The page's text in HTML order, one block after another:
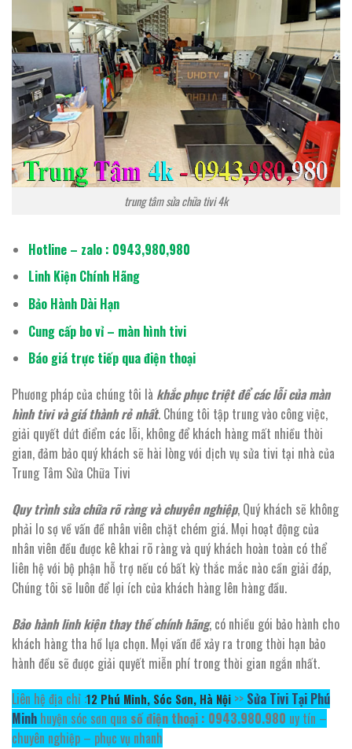
trung tâm sửa chữa tivi 4k
Hotline – zalo : 0943,980,980
Linh Kiện Chính Hãng
Bảo Hành Dài Hạn
Cung cấp bo vỉ – màn hình tivi
Báo giá trực tiếp qua điện thoại
Phương pháp của chúng tôi là khắc phục triệt để các lỗi của màn
hình tivi và giá thành rẻ nhất. Chúng tôi tập trung vào công việc,
giải quyết dứt điểm các lỗi, không để khách hàng mất nhiều thời
gian, đảm bảo quý khách sẽ hài lòng với dịch vụ sửa tivi tại nhà của
Trung Tâm Sửa Chữa Tivi
Quy trình sửa chữa rõ ràng và chuyên nghiệp, Quý khách sẽ không
phải lo sợ về vấn đề nhân viên chặt chém giá. Mọi hoạt động của
nhân viên đều được kê khai rõ ràng và quý khách hoàn toàn có thể
liên hệ với bộ phận hỗ trợ nếu có bất kỳ thắc mắc nào cần giải đáp,
Chúng tôi sẽ luôn để lợi ích của khách hàng lên hàng đầu.
Bảo hành linh kiện thay thế chính hãng, có nhiều gói bảo hành cho
khách hàng tha hồ lựa chọn. Mọi vấn đề xảy ra trong thời hạn bảo
hành đều sẽ được giải quyết miễn phí trong thời gian ngắn nhất.
Liên hệ địa chỉ :12 Phú Minh, Sóc Sơn, Hà Nội >> Sửa Tivi Tại Phú
Minh huyện sóc sơn qua số điện thoại : 0943.980.980 uy tín –
chuyên nghiệp – phục vụ nhanh